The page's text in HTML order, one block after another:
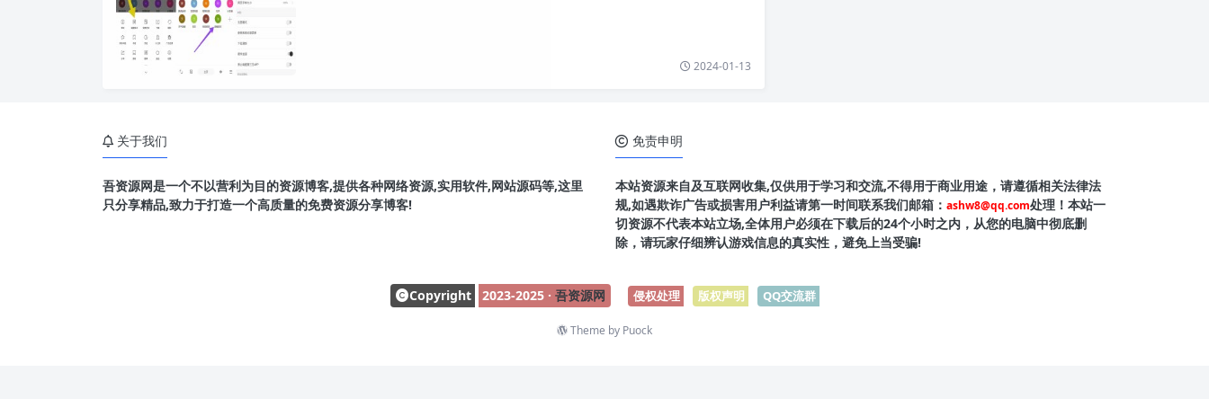
2024-01-13
关于我们
吾资源网是一个不以营利为目的资源博客,提供各种网络资源,实用软件,网站源码等,这里
只分享精品,致力于打造一个高质量的免费资源分享博客!
免责申明
本站资源来自及互联网收集,仅供用于学习和交流,不得用于商业用途，请遵循相关法律法
规,如遇欺诈广告或损害用户利益请第一时间联系我们邮箱： ashw8@qq.com处理！本站一
切资源不代表本站立场,全体用户必须在下载后的24个小时之内，从您的电脑中彻底删
除，请玩家仔细辨认游戏信息的真实性，避免上当受骗!
Copyright 2023-2025 · 吾资源网 侵权处理 版权声明 QQ交流群
Theme by Puock